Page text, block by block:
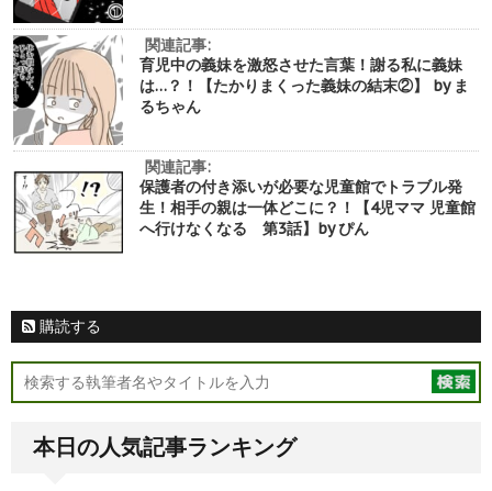
関連記事:
育児中の義妹を激怒させた言葉！謝る私に義妹
は…？！【たかりまくった義妹の結末②】 by ま
るちゃん
関連記事:
保護者の付き添いが必要な児童館でトラブル発
生！相手の親は一体どこに？！【4児ママ 児童館
へ行けなくなる 第3話】by ぴん
購読する
本日の人気記事ランキング